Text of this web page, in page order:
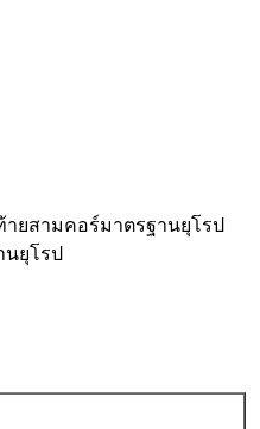
ายสามคอร์มาตรฐานยุโรป
นยุโรป